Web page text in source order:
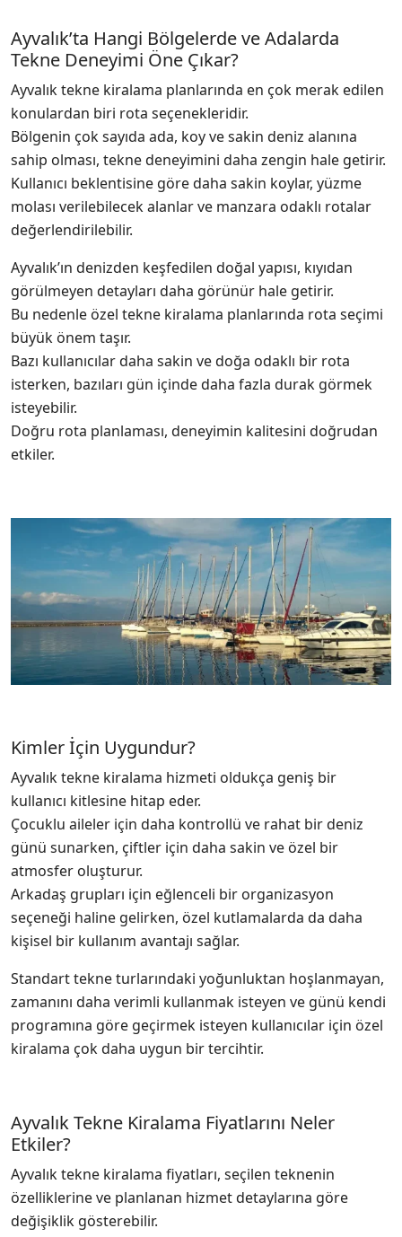
Ayvalık’ta Hangi Bölgelerde ve Adalarda
Tekne Deneyimi Öne Çıkar?
Ayvalık tekne kiralama planlarında en çok merak edilen
konulardan biri rota seçenekleridir.
Bölgenin çok sayıda ada, koy ve sakin deniz alanına
sahip olması, tekne deneyimini daha zengin hale getirir.
Kullanıcı beklentisine göre daha sakin koylar, yüzme
molası verilebilecek alanlar ve manzara odaklı rotalar
değerlendirilebilir.
Ayvalık’ın denizden keşfedilen doğal yapısı, kıyıdan
görülmeyen detayları daha görünür hale getirir.
Bu nedenle özel tekne kiralama planlarında rota seçimi
büyük önem taşır.
Bazı kullanıcılar daha sakin ve doğa odaklı bir rota
isterken, bazıları gün içinde daha fazla durak görmek
isteyebilir.
Doğru rota planlaması, deneyimin kalitesini doğrudan
etkiler.
Kimler İçin Uygundur?
Ayvalık tekne kiralama hizmeti oldukça geniş bir
kullanıcı kitlesine hitap eder.
Çocuklu aileler için daha kontrollü ve rahat bir deniz
günü sunarken, çiftler için daha sakin ve özel bir
atmosfer oluşturur.
Arkadaş grupları için eğlenceli bir organizasyon
seçeneği haline gelirken, özel kutlamalarda da daha
kişisel bir kullanım avantajı sağlar.
Standart tekne turlarındaki yoğunluktan hoşlanmayan,
zamanını daha verimli kullanmak isteyen ve günü kendi
programına göre geçirmek isteyen kullanıcılar için özel
kiralama çok daha uygun bir tercihtir.
Ayvalık Tekne Kiralama Fiyatlarını Neler
Etkiler?
Ayvalık tekne kiralama fiyatları, seçilen teknenin
özelliklerine ve planlanan hizmet detaylarına göre
değişiklik gösterebilir.